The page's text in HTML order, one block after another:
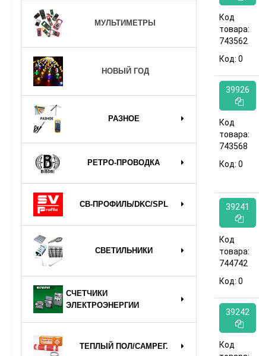
МУЛЬТИМЕТРЫ
НОВЫЙ ГОД
РАЗНОЕ
РЕТРО-ПРОВОДКА
СВ-ПРОФИЛЬ/DKC/SPL
СВЕТИЛЬНИКИ
СЧЕТЧИКИ
ЭЛЕКТРОЭНЕРГИИ
ТЕПЛЫЙ ПОЛ/САМРЕГ.
Код
товара:
743562
Код: 0
39926
Код
товара:
743568
Код: 0
39241
Код
товара:
744742
Код: 0
39242
Код